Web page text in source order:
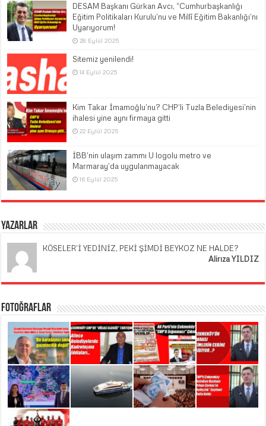
DESAM Başkanı Gürkan Avcı, “Cumhurbaşkanlığı
Eğitim Politikaları Kurulu’nu ve Millî Eğitim Bakanlığı’nı
Uyarıyorum!
28 Eylül 2025
Sitemiz yenilendi!
14 Eylül 2025
Kim Takar İmamoğlu’nu? CHP’li Tuzla Belediyesi’nin
ihalesi yine aynı firmaya gitti
22 Eylül 2025
İBB’nin ulaşım zammı U logolu metro ve
Marmaray’da uygulanmayacak
16 Eylül 2025
Yazarlar
KÖSELER’İ YEDİNİZ, PEKİ ŞİMDİ BEYKOZ NE HALDE?
Alirıza YILDIZ
Fotoğraflar